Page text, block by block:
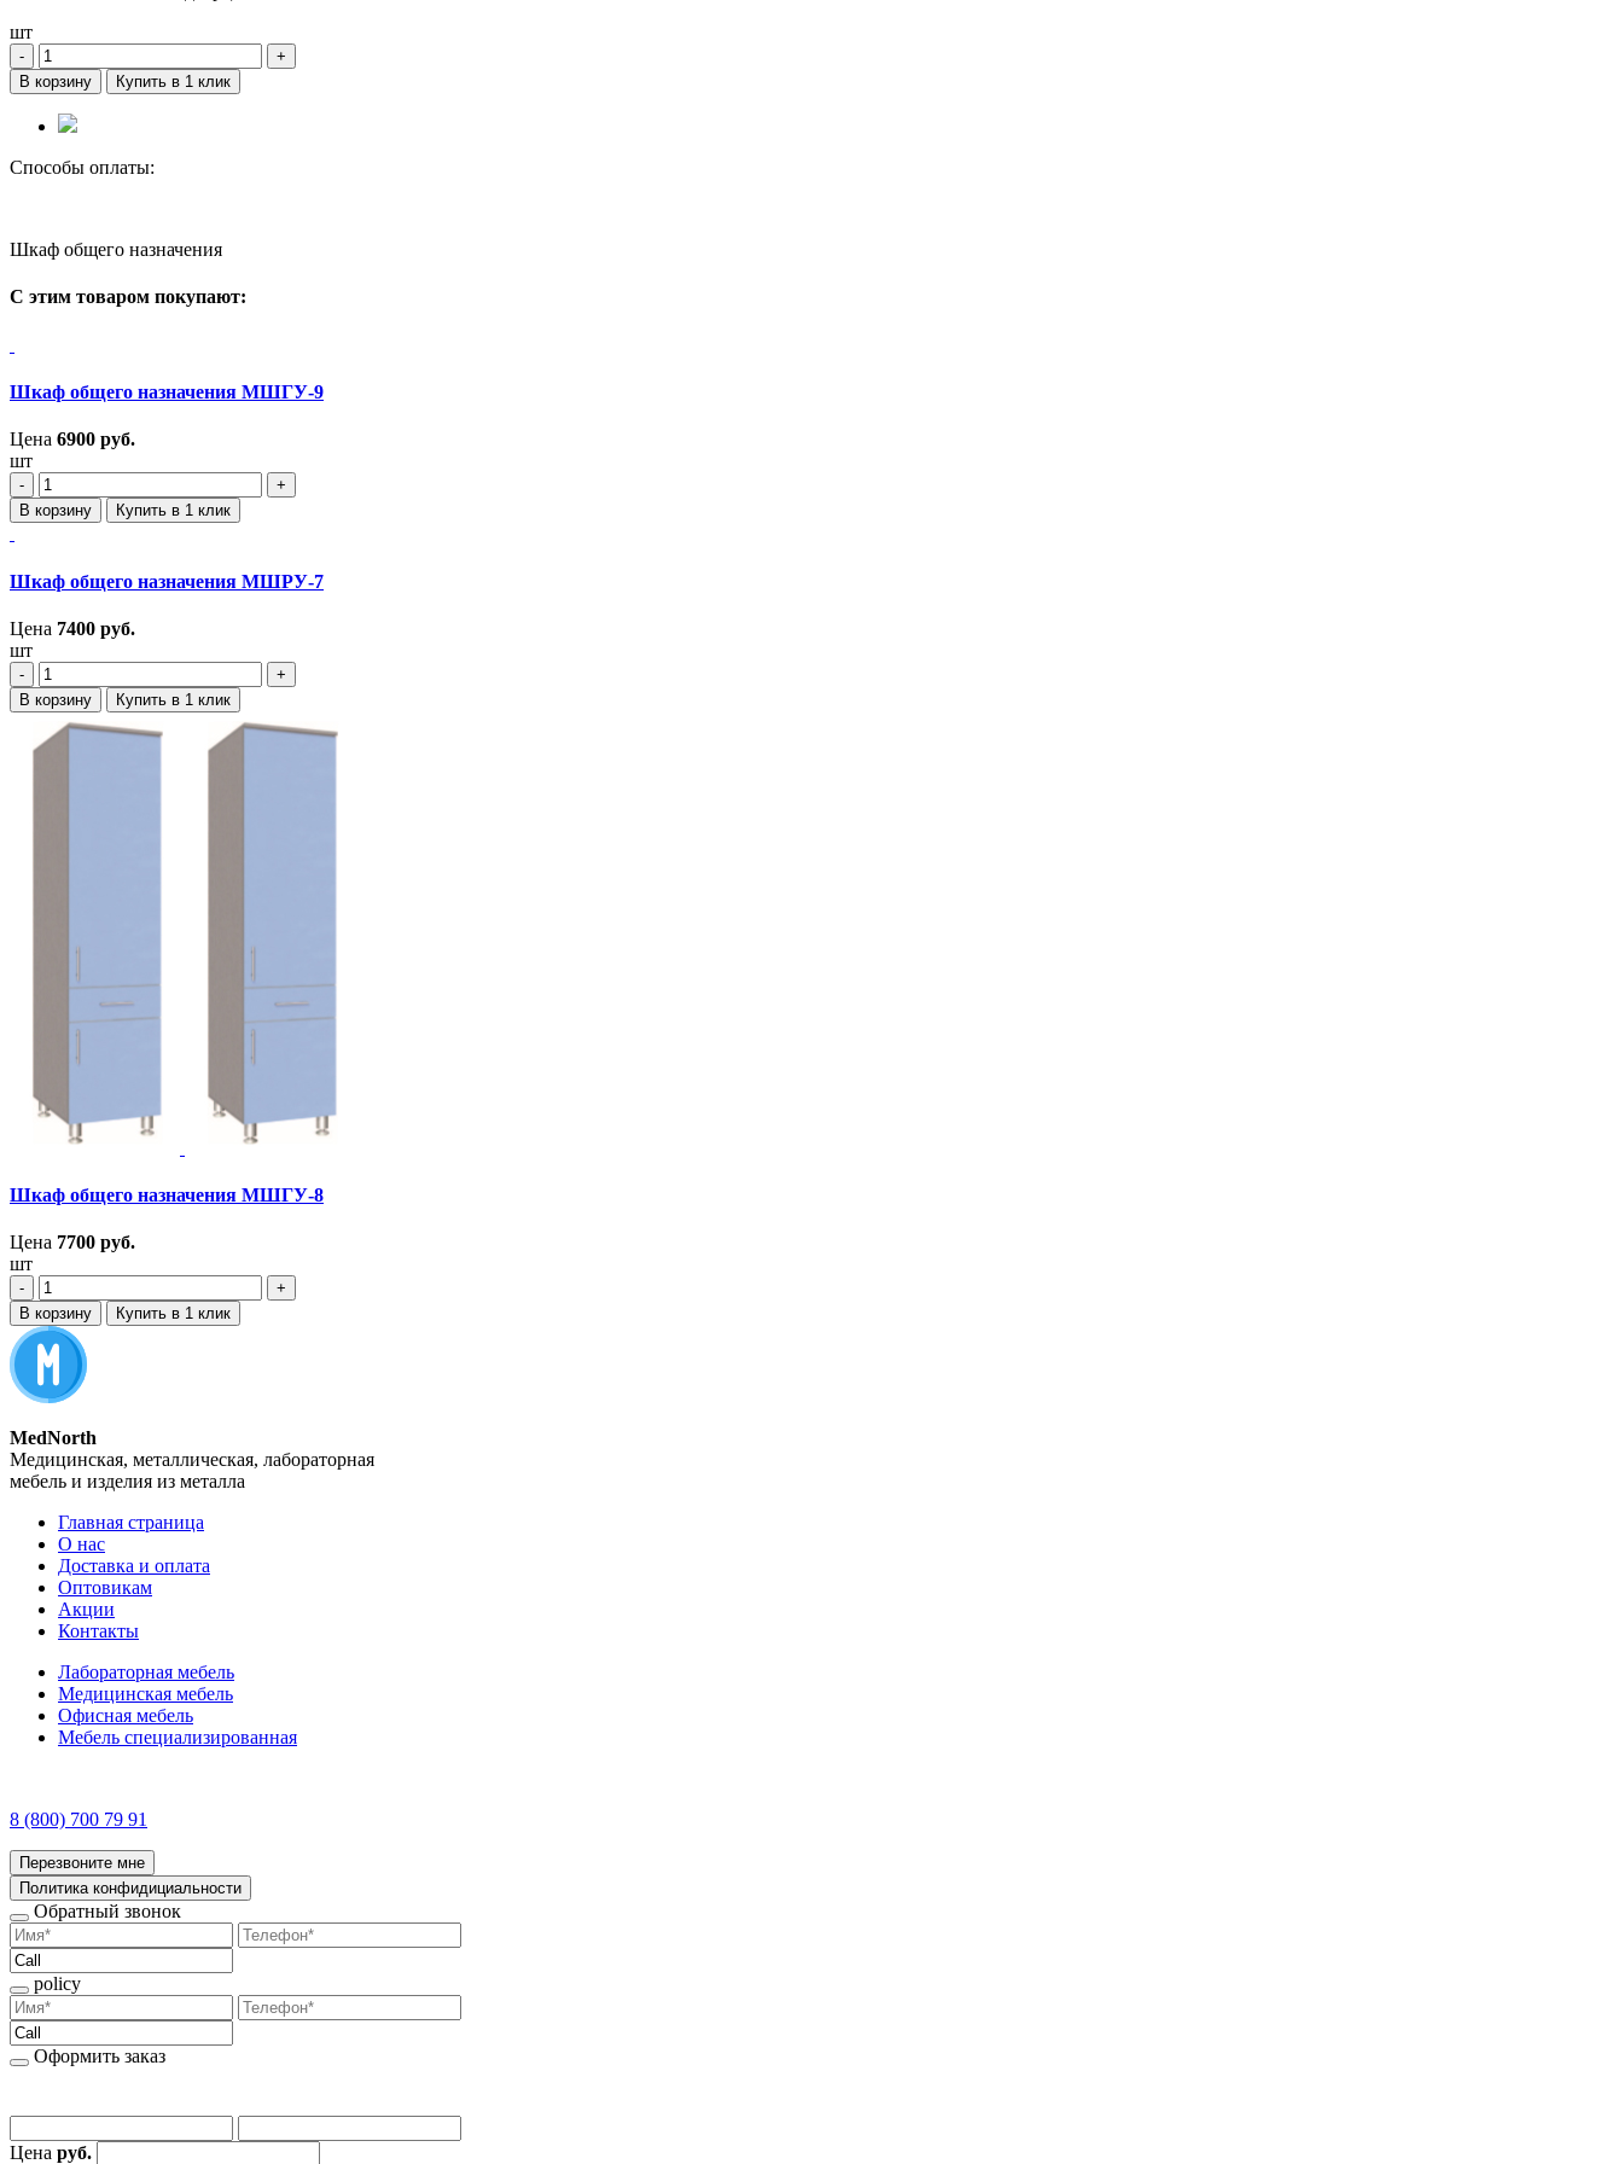
шт
‐
+
В корзину
Купить в 1 клик
Способы оплаты:
Шкаф общего назначения
С этим товаром покупают:
Шкаф общего назначения МШГУ-9
Цена 6900 руб.
шт
‐
+
В корзину
Купить в 1 клик
Шкаф общего назначения МШРУ-7
Цена 7400 руб.
шт
‐
+
В корзину
Купить в 1 клик
Шкаф общего назначения МШГУ-8
Цена 7700 руб.
шт
‐
+
В корзину
Купить в 1 клик
MedNorth
Медицинская, металлическая, лабораторная
мебель и изделия из металла
Главная страница
О нас
Доставка и оплата
Оптовикам
Акции
Контакты
Лабораторная мебель
Медицинская мебель
Офисная мебель
Мебель специализированная
8 (800) 700 79 91
Перезвоните мне
Политика конфидициальности
Обратный звонок
policy
Оформить заказ
Цена руб.